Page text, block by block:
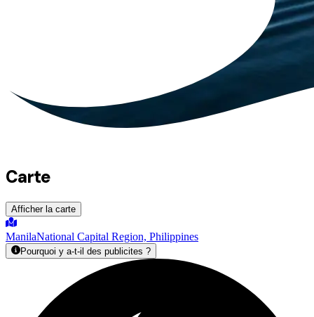
Carte
Afficher la carte
ManilaNational Capital Region, Philippines
Pourquoi y a-t-il des publicites ?